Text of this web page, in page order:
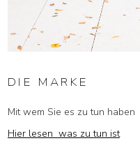
DIE MARKE
Mit wem Sie es zu tun haben
Hier lesen was zu tun ist